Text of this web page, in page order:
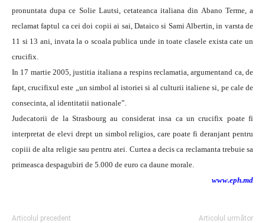
pronuntata dupa ce Solie Lautsi, cetateanca italiana din Abano Terme, a
reclamat faptul ca cei doi copii ai sai, Dataico si Sami Albertin, in varsta de
11 si 13 ani, invata la o scoala publica unde in toate clasele exista cate un
crucifix.
In 17 martie 2005, justitia italiana a respins reclamatia, argumentand ca, de
fapt, crucifixul este „un simbol al istoriei si al culturii italiene si, pe cale de
consecinta, al identitatii nationale”.
Judecatorii de la Strasbourg au considerat insa ca un crucifix poate fi
interpretat de elevi drept un simbol religios, care poate fi deranjant pentru
copiii de alta religie sau pentru atei. Curtea a decis ca reclamanta trebuie sa
primeasca despagubiri de 5.000 de euro ca daune morale.
www.eph.md
Articolul precedent Articolul următor